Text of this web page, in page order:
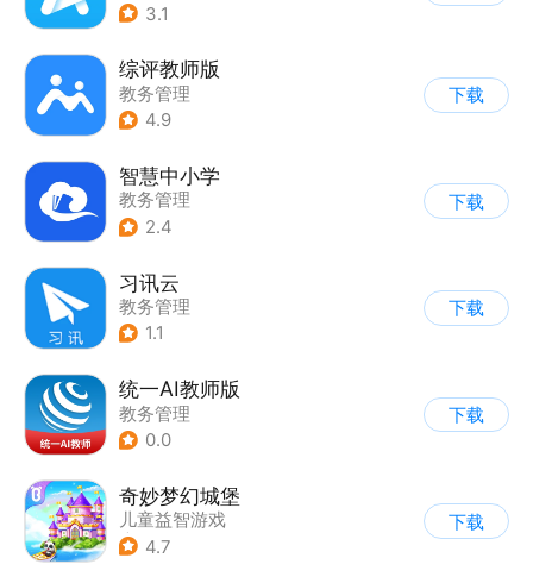
3.1
综评教师版
教务管理
4.9
下载
智慧中小学
教务管理
2.4
下载
习讯云
教务管理
1.1
下载
统一AI教师版
教务管理
0.0
下载
奇妙梦幻城堡
儿童益智游戏
| 教务管理
4.7
下载